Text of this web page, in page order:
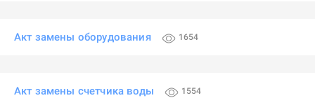
Акт замены оборудования 1654
Акт замены счетчика воды 1554